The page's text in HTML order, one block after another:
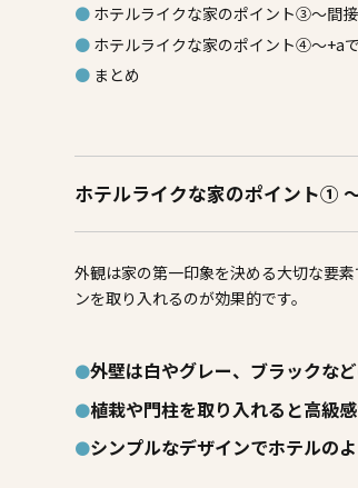
ホテルライクな家のポイント③～間
ホテルライクな家のポイント④～+a
まとめ
ホテルライクな家のポイント①
外観は家の第一印象を決める大切な要
ンを取り入れるのが効果的です。
外壁は白やグレー、ブラックな
植栽や門柱を取り入れると高級
シンプルなデザインでホテルの